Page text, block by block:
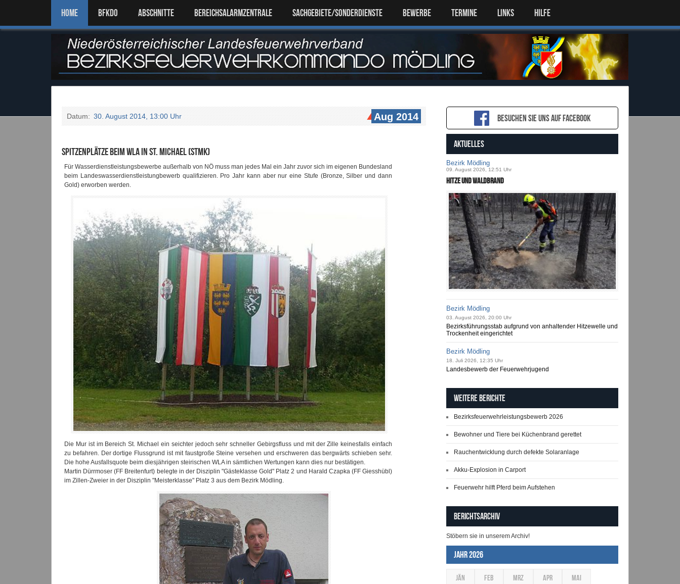
Home BFKDO ABSCHNITTE BEREICHSALARMZENTRALE SACHGEBIETE/SONDERDIENSTE Bewerbe TERMINE LINKS HILFE
Datum:30. August 2014, 13:00 Uhr Aug 2014
Spitzenplätze beim WLA in St. Michael (Stmk)
Für Wasserdienstleistungsbewerbe außerhalb von NÖ muss man jedes Mal ein Jahr zuvor sich im eigenen Bundesland
beim Landeswasserdienstleistungbewerb qualifizieren. Pro Jahr kann aber nur eine Stufe (Bronze, Silber und dann
Gold) erworben werden.
Die Mur ist im Bereich St. Michael ein seichter jedoch sehr schneller Gebirgsfluss und mit der Zille keinesfalls einfach
zu befahren. Der dortige Flussgrund ist mit faustgroße Steine versehen und erschweren das bergwärts schieben sehr.
Die hohe Ausfallsquote beim diesjährigen steirischen WLA in sämtlichen Wertungen kann dies nur bestätigen.
Martin Dürrmoser (FF Breitenfurt) belegte in der Disziplin "Gästeklasse Gold" Platz 2 und Harald Czapka (FF Giesshübl)
im Zillen-Zweier in der Disziplin "Meisterklasse" Platz 3 aus dem Bezirk Mödling.
Besuchen sie uns auf Facebook
AKTUELLES
Bezirk Mödling
09. August 2026, 12:51 Uhr
Hitze und Waldbrand
Bezirk Mödling
03. August 2026, 20:00 Uhr
Bezirksführungsstab aufgrund von anhaltender Hitzewelle und
Trockenheit eingerichtet
Bezirk Mödling
18. Juli 2026, 12:35 Uhr
Landesbewerb der Feuerwehrjugend
Weitere Berichte
Bezirksfeuerwehrleistungsbewerb 2026
Bewohner und Tiere bei Küchenbrand gerettet
Rauchentwicklung durch defekte Solaranlage
Akku-Explosion in Carport
Feuerwehr hilft Pferd beim Aufstehen
Berichtsarchiv
Stöbern sie in unserem Archiv!
Jahr 2026
JÄN FEB MRZ APR MAI